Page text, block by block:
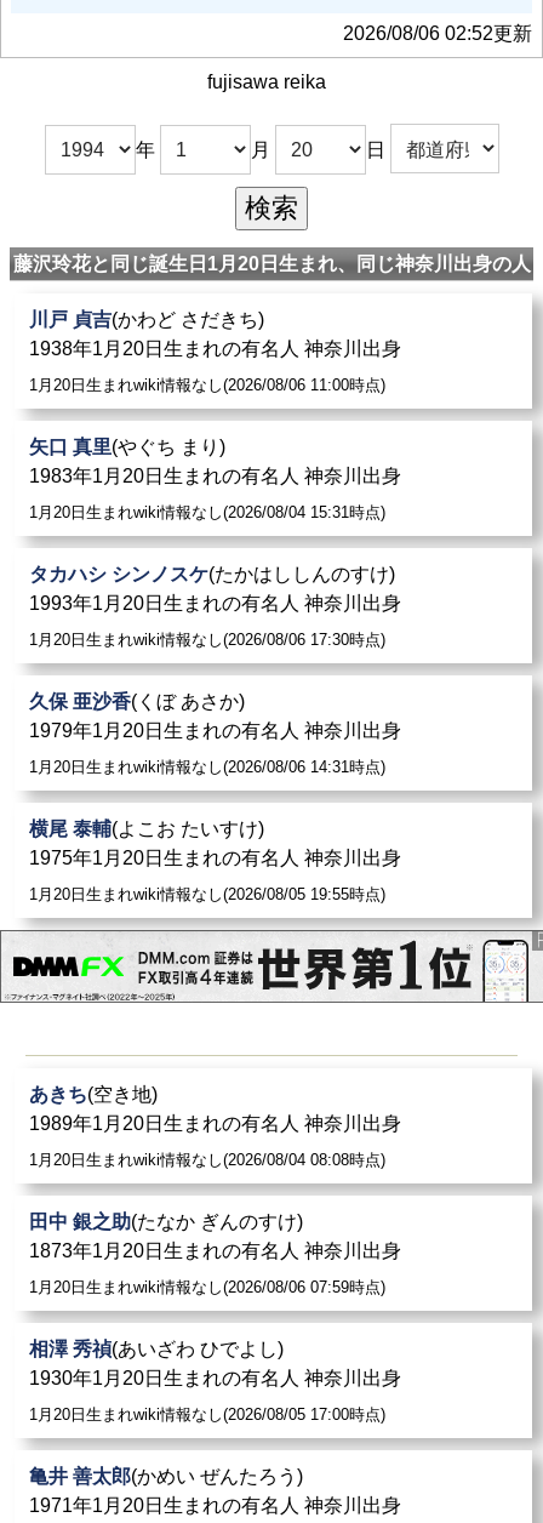
2026/08/06 02:52更新
fujisawa reika
年 月 日
藤沢玲花と同じ誕生日1月20日生まれ、同じ神奈川出身の人
川戸 貞吉(かわど さだきち)
1938年1月20日生まれの有名人 神奈川出身
1月20日生まれwiki情報なし(2026/08/06 11:00時点)
矢口 真里(やぐち まり)
1983年1月20日生まれの有名人 神奈川出身
1月20日生まれwiki情報なし(2026/08/04 15:31時点)
タカハシ シンノスケ(たかはししんのすけ)
1993年1月20日生まれの有名人 神奈川出身
1月20日生まれwiki情報なし(2026/08/06 17:30時点)
久保 亜沙香(くぼ あさか)
1979年1月20日生まれの有名人 神奈川出身
1月20日生まれwiki情報なし(2026/08/06 14:31時点)
横尾 泰輔(よこお たいすけ)
1975年1月20日生まれの有名人 神奈川出身
1月20日生まれwiki情報なし(2026/08/05 19:55時点)
あきち(空き地)
1989年1月20日生まれの有名人 神奈川出身
1月20日生まれwiki情報なし(2026/08/04 08:08時点)
田中 銀之助(たなか ぎんのすけ)
1873年1月20日生まれの有名人 神奈川出身
1月20日生まれwiki情報なし(2026/08/06 07:59時点)
相澤 秀禎(あいざわ ひでよし)
1930年1月20日生まれの有名人 神奈川出身
1月20日生まれwiki情報なし(2026/08/05 17:00時点)
亀井 善太郎(かめい ぜんたろう)
1971年1月20日生まれの有名人 神奈川出身